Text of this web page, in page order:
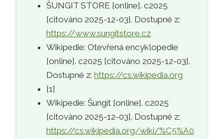
ŠUNGIT STORE [online]. c2025
[citováno 2025-12-03]. Dostupné z:
https://www.sungitstore.cz
Wikipedie: Otevřená encyklopedie
[online]. c2025 [citováno 2025-12-03].
Dostupné z:https://cs.wikipedia.org
[1]
Wikipedie: Šungit [online]. c2025
[citováno 2025-12-03]. Dostupné z:
https://cs.wikipedia.org/wiki/%C5%A0